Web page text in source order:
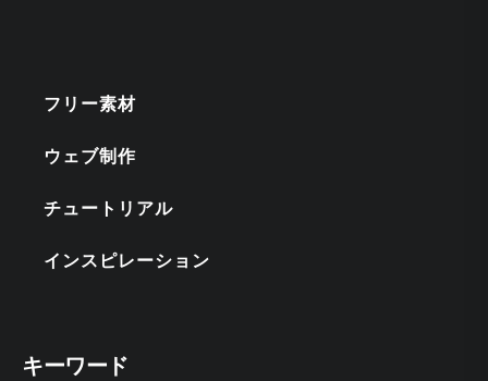
フリー素材
ウェブ制作
チュートリアル
インスピレーション
キーワード